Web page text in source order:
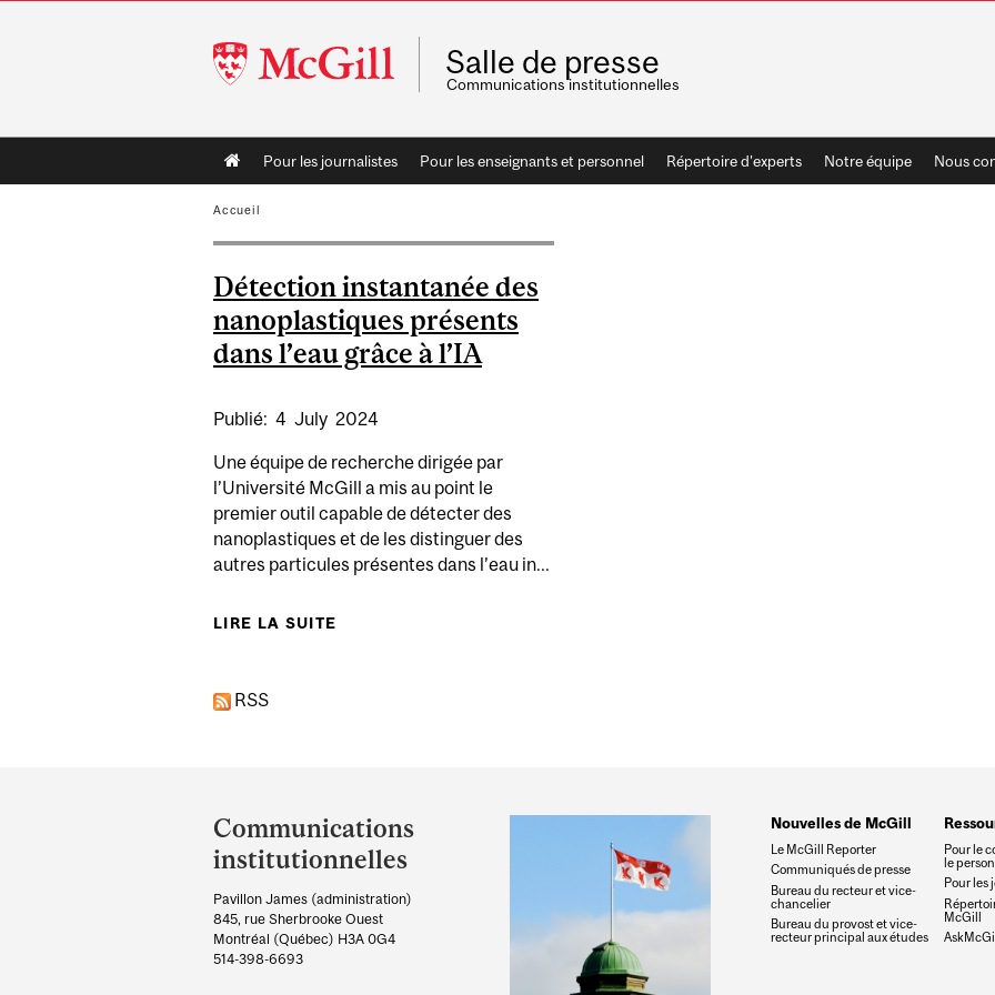
McGill
University
Salle de presse
Communications institutionnelles
Main
navigation
Pour les journalistes Pour les enseignants et personnel Répertoire d'experts Notre équipe Nous
Accueil
Détection instantanée des
nanoplastiques présents
dans l’eau grâce à l’IA
Publié: 4 July 2024
Une équipe de recherche dirigée par
l’Université McGill a mis au point le
premier outil capable de détecter des
nanoplastiques et de les distinguer des
autres particules présentes dans l’eau in...
LIRE LA SUITE
RSS
and
University
Information
Communications
institutionnelles
Pavillon James (administration)
845, rue Sherbrooke Ouest
Montréal (Québec) H3A 0G4
514-398-6693
Nouvelles de McGill
Le McGill Reporter
Communiqués de presse
Bureau du recteur et vice-
chancelier
Bureau du provost et vice-
recteur principal aux études
Pour le
le
Pour les
McGill